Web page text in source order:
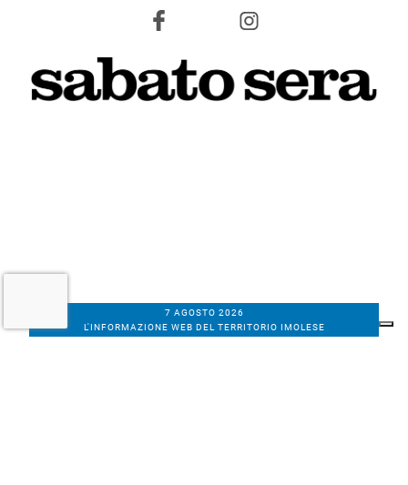
7 AGOSTO 2026
L'INFORMAZIONE WEB DEL TERRITORIO IMOLESE